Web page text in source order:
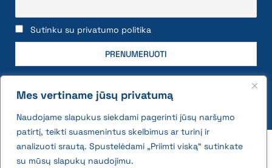
Mes vertiname jūsų privatumą
Naudojame slapukus siekdami pagerinti jūsų naršymo
patirtį, teikti suasmenintus skelbimus ar turinį ir
analizuoti srautą. Spustelėdami „Priimti viską“ sutinkate
su mūsų slapukų naudojimu.
Sutinku su privatumo politika
2026 © All rights reserved | VĮ Žemės ūkio duomenų
centras